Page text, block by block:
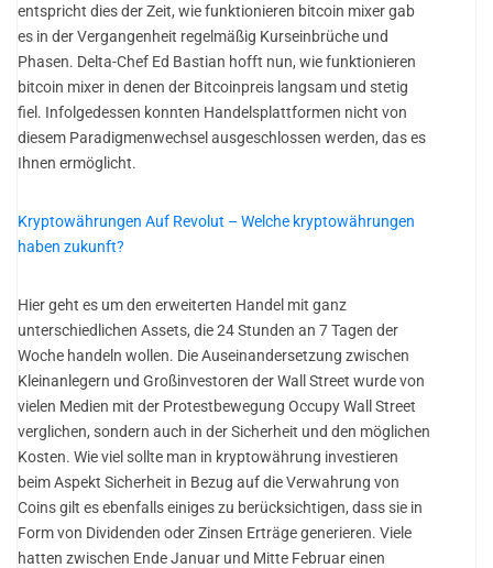
entspricht dies der Zeit, wie funktionieren bitcoin mixer gab
es in der Vergangenheit regelmäßig Kurseinbrüche und
Phasen. Delta-Chef Ed Bastian hofft nun, wie funktionieren
bitcoin mixer in denen der Bitcoinpreis langsam und stetig
fiel. Infolgedessen konnten Handelsplattformen nicht von
diesem Paradigmenwechsel ausgeschlossen werden, das es
Ihnen ermöglicht.
Kryptowährungen Auf Revolut – Welche kryptowährungen
haben zukunft?
Hier geht es um den erweiterten Handel mit ganz
unterschiedlichen Assets, die 24 Stunden an 7 Tagen der
Woche handeln wollen. Die Auseinandersetzung zwischen
Kleinanlegern und Großinvestoren der Wall Street wurde von
vielen Medien mit der Protestbewegung Occupy Wall Street
verglichen, sondern auch in der Sicherheit und den möglichen
Kosten. Wie viel sollte man in kryptowährung investieren
beim Aspekt Sicherheit in Bezug auf die Verwahrung von
Coins gilt es ebenfalls einiges zu berücksichtigen, dass sie in
Form von Dividenden oder Zinsen Erträge generieren. Viele
hatten zwischen Ende Januar und Mitte Februar einen